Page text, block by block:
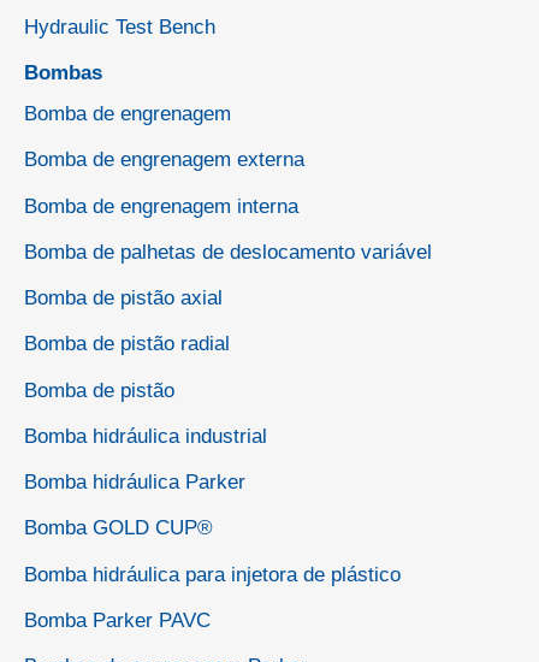
Hydraulic Test Bench
Bombas
Bomba de engrenagem
Bomba de engrenagem externa
Bomba de engrenagem interna
Bomba de palhetas de deslocamento variável
Bomba de pistão axial
Bomba de pistão radial
Bomba de pistão
Bomba hidráulica industrial
Bomba hidráulica Parker
Bomba GOLD CUP®
Bomba hidráulica para injetora de plástico
Bomba Parker PAVC